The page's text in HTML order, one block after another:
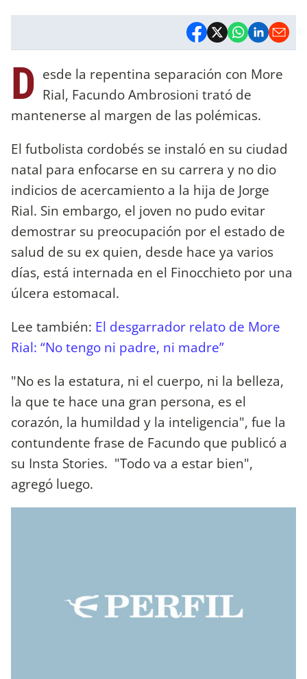
D esde la repentina separación con More
Rial, Facundo Ambrosioni trató de
mantenerse al margen de las polémicas.
El futbolista cordobés se instaló en su ciudad
natal para enfocarse en su carrera y no dio
indicios de acercamiento a la hija de Jorge
Rial. Sin embargo, el joven no pudo evitar
demostrar su preocupación por el estado de
salud de su ex quien, desde hace ya varios
días, está internada en el Finocchieto por una
úlcera estomacal.
Lee también: El desgarrador relato de More
Rial: “No tengo ni padre, ni madre”
"No es la estatura, ni el cuerpo, ni la belleza,
la que te hace una gran persona, es el
corazón, la humildad y la inteligencia", fue la
contundente frase de Facundo que publicó a
su Insta Stories. "Todo va a estar bien",
agregó luego.